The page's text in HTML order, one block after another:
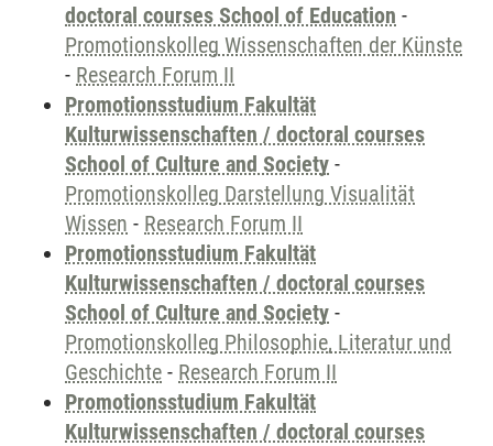
doctoral courses School of Education -
Promotionskolleg Wissenschaften der Künste
- Research Forum II
Promotionsstudium Fakultät
Kulturwissenschaften / doctoral courses
School of Culture and Society -
Promotionskolleg Darstellung Visualität
Wissen - Research Forum II
Promotionsstudium Fakultät
Kulturwissenschaften / doctoral courses
School of Culture and Society -
Promotionskolleg Philosophie, Literatur und
Geschichte - Research Forum II
Promotionsstudium Fakultät
Kulturwissenschaften / doctoral courses